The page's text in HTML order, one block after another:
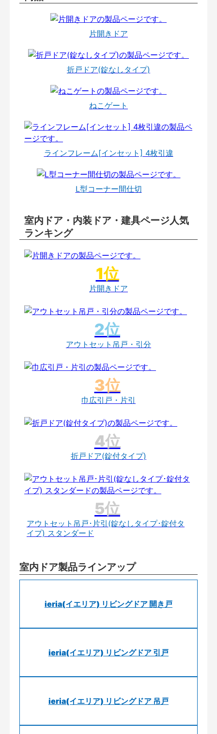
片開きドア
折戸ドア(錠なしタイプ)
ねこゲート
ラインフレーム[インセット] 4枚引違
L型コーナー間仕切
室内ドア・内装ドア・建具ページ人気
ランキング
片開きドア
アウトセット吊戸・引分
巾広引戸・片引
折戸ドア(錠付タイプ)
アウトセット吊戸･片引(錠なしタイプ･錠付タ
イプ) スタンダード
室内ドア製品ラインアップ
ieria(イエリア) リビングドア 開き戸
ieria(イエリア) リビングドア 引戸
ieria(イエリア) リビングドア 吊戸